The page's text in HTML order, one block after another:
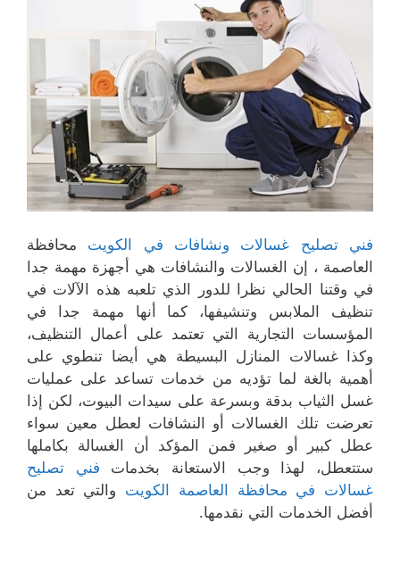
فني تصليح غسالات ونشافات في الكويت محافظة
العاصمة ، إن الغسالات والنشافات هي أجهزة مهمة جدا
في وقتنا الحالي نظرا للدور الذي تلعبه هذه الآلات في
تنظيف الملابس وتنشيفها، كما أنها مهمة جدا في
المؤسسات التجارية التي تعتمد على أعمال التنظيف،
وكذا غسالات المنازل البسيطة هي أيضا تنطوي على
أهمية بالغة لما تؤديه من خدمات تساعد على عمليات
غسل الثياب بدقة وبسرعة على سيدات البيوت، لكن إذا
تعرضت تلك الغسالات أو النشافات لعطل معين سواء
عطل كبير أو صغير فمن المؤكد أن الغسالة بكاملها
ستتعطل، لهذا وجب الاستعانة بخدمات فني تصليح
غسالات في محافظة العاصمة الكويت والتي تعد من
أفضل الخدمات التي نقدمها.